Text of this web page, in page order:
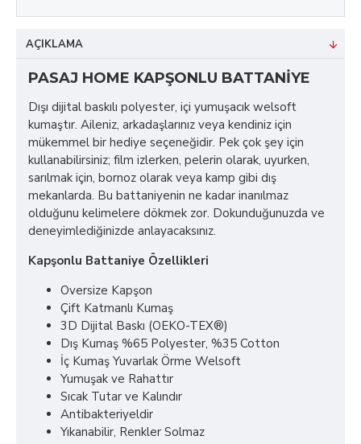
AÇIKLAMA
PASAJ HOME KAPŞONLU BATTANIYE
Dışı dijital baskılı polyester, içi yumuşacık welsoft
kumaştır. Aileniz, arkadaşlarınız veya kendiniz için
mükemmel bir hediye seçeneğidir. Pek çok şey için
kullanabilirsiniz; film izlerken, pelerin olarak, uyurken,
sarılmak için, bornoz olarak veya kamp gibi dış
mekanlarda. Bu battaniyenin ne kadar inanılmaz
olduğunu kelimelere dökmek zor. Dokunduğunuzda ve
deneyimlediğinizde anlayacaksınız.
Kapşonlu Battaniye Özellikleri
Oversize Kapşon
Çift Katmanlı Kumaş
3D Dijital Baskı (OEKO-TEX®)
Dış Kumaş %65 Polyester, %35 Cotton
İç Kumaş Yuvarlak Örme Welsoft
Yumuşak ve Rahattır
Sıcak Tutar ve Kalındır
Antibakteriyeldir
Yıkanabilir, Renkler Solmaz